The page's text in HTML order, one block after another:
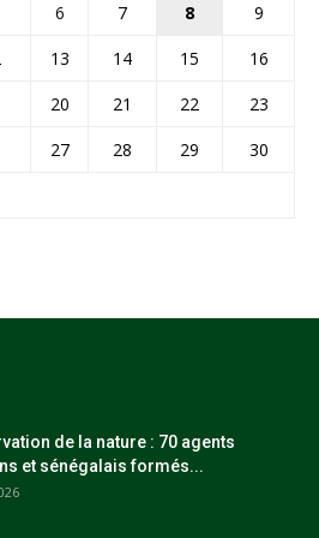
6 7 8
9
13 14 15
16
20 21 22
23
27 28 29
30
de la nature : 70 agents
et sénégalais formés...